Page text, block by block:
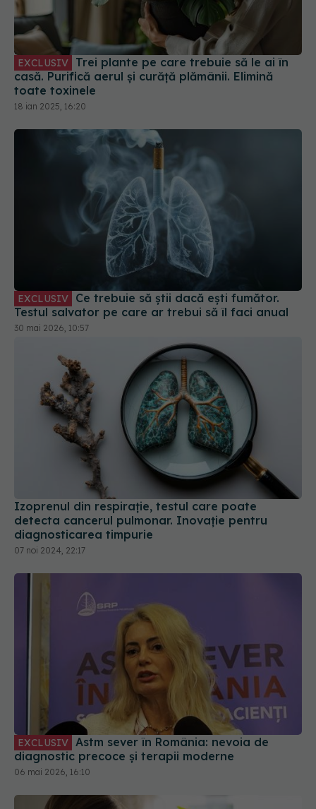
casă. Purifică aerul și curăță plămânii. Elimină
toate toxinele
18 ian 2025, 16:20
Ce trebuie să știi dacă ești fumător.
Testul salvator pe care ar trebui să îl faci anual
Izoprenul din respirație, testul care poate
detecta cancerul pulmonar. Inovație pentru
diagnosticarea timpurie
diagnostic precoce și terapii moderne
06 mai 2026, 16:10